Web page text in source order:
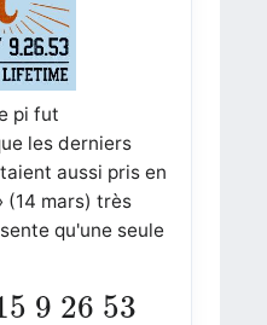
pi fut
les derniers
aussi pris en
(14 mars) très
qu'une seule
9 26 53
9 26 53